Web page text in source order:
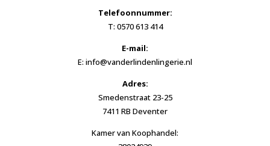
Telefoonnummer:
T: 0570 613 414
E-mail:
E: info@vanderlindenlingerie.nl
Adres:
Smedenstraat 23-25
7411 RB Deventer
Kamer van Koophandel: